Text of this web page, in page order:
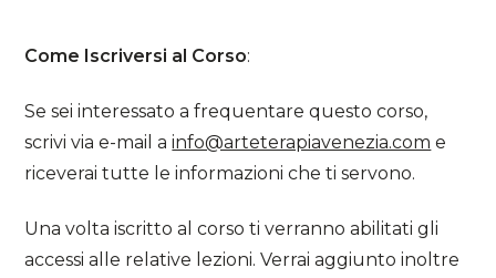
Come Iscriversi al Corso:
Se sei interessato a frequentare questo corso,
scrivi via e-mail ainfo@arteterapiavenezia.com e
riceverai tutte le informazioni che ti servono.
Una volta iscritto al corso ti verranno abilitati gli
accessi alle relative lezioni. Verrai aggiunto inoltre